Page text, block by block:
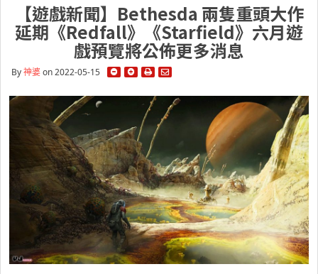
【遊戲新聞】Bethesda 兩隻重頭大作
延期《Redfall》《Starfield》六月遊
戲預覽將公佈更多消息
By神婆on 2022-05-15